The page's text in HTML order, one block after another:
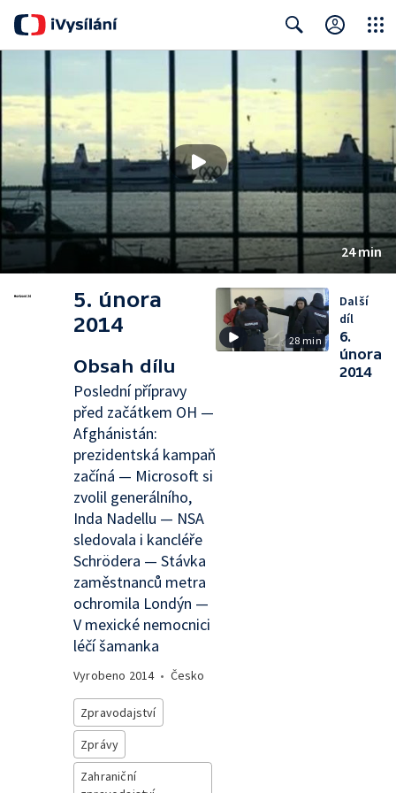
Close
24 min
5. února
2014
Obsah dílu
Poslední přípravy
před začátkem OH —
Afghánistán:
prezidentská kampaň
začíná — Microsoft si
zvolil generálního,
Inda Nadellu — NSA
sledovala i kancléře
Schrödera — Stávka
zaměstnanců metra
ochromila Londýn —
V mexické nemocnici
léčí šamanka
Vyrobeno 2014• Česko
Zpravodajství
Zprávy
Zahraniční
28 min
Další
díl
6.
února
2014